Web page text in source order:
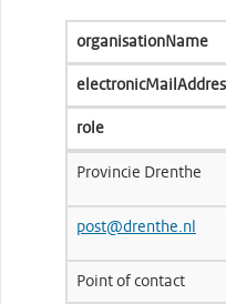
organisationName
role
Provincie Drenthe
post@drenthe.nl
Point of contact